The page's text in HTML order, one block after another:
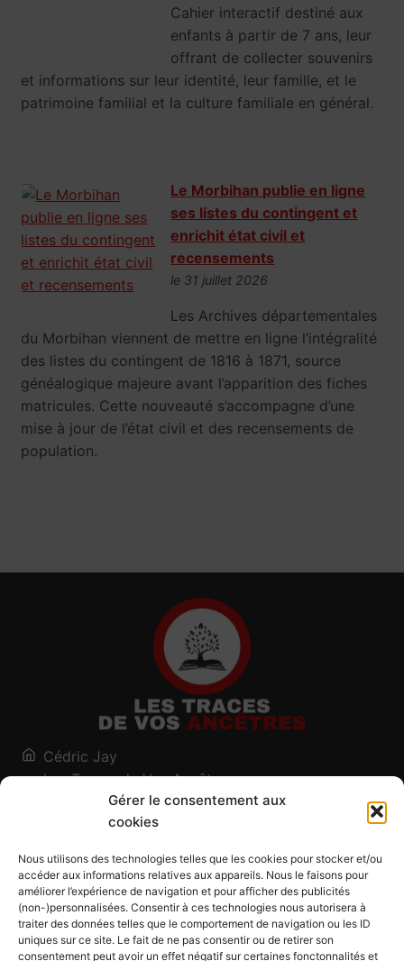
Gérer le consentement aux
cookies
Nous utilisons des technologies telles que les cookies pour stocker et/ou
accéder aux informations relatives aux appareils. Nous le faisons pour
améliorer l’expérience de navigation et pour afficher des publicités
(non-)personnalisées. Consentir à ces technologies nous autorisera à
traiter des données telles que le comportement de navigation ou les ID
uniques sur ce site. Le fait de ne pas consentir ou de retirer son
consentement peut avoir un effet négatif sur certaines fonctonnalités et
Cahier interactif destiné aux
enfants à partir de 7 ans, leur
offrant de collecter souvenirs
et informations sur leur identité, leur famille, et le
patrimoine familial et la culture familiale en général.
Le Morbihan publie en ligne
ses listes du contingent et
enrichit état civil et
recensements
le 31 juillet 2026
Les Archives départementales
du Morbihan viennent de mettre en ligne l’intégralité
des listes du contingent de 1816 à 1871, source
généalogique majeure avant l’apparition des fiches
matricules. Cette nouveauté s’accompagne d’une
mise à jour de l’état civil et des recensements de
population.
Cédric Jay
Les Traces de Vos Ancêtres
120, chemin des Salines
73200 Albertville - Savoie
Blog
Outils généalogiques
Contact
Plan du site